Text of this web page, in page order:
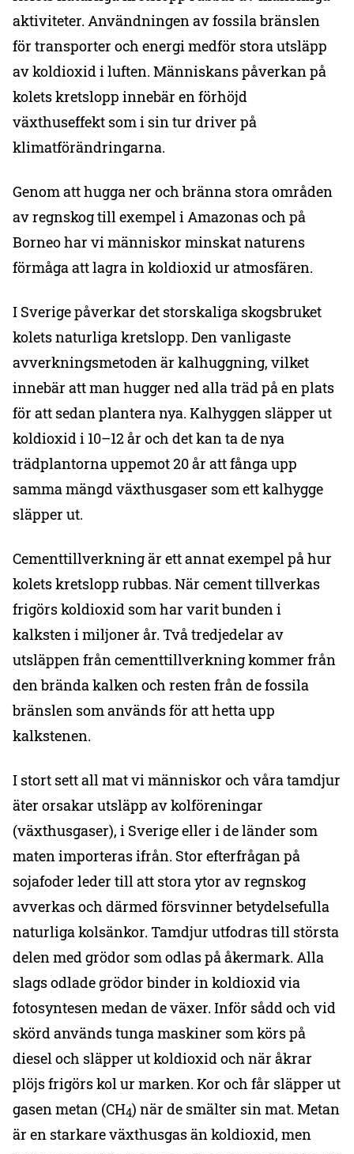
aktiviteter. Användningen av fossila bränslen
för transporter och energi medför stora utsläpp
av koldioxid i luften. Människans påverkan på
kolets kretslopp innebär en förhöjd
växthuseffekt som i sin tur driver på
klimatförändringarna.
Genom att hugga ner och bränna stora områden
av regnskog till exempel i Amazonas och på
Borneo har vi människor minskat naturens
förmåga att lagra in koldioxid ur atmosfären.
I Sverige påverkar det storskaliga skogsbruket
kolets naturliga kretslopp. Den vanligaste
avverkningsmetoden är kalhuggning, vilket
innebär att man hugger ned alla träd på en plats
för att sedan plantera nya. Kalhyggen släpper ut
koldioxid i 10–12 år och det kan ta de nya
trädplantorna uppemot 20 år att fånga upp
samma mängd växthusgaser som ett kalhygge
släpper ut.
Cementtillverkning är ett annat exempel på hur
kolets kretslopp rubbas. När cement tillverkas
frigörs koldioxid som har varit bunden i
kalksten i miljoner år. Två tredjedelar av
utsläppen från cementtillverkning kommer från
den brända kalken och resten från de fossila
bränslen som används för att hetta upp
kalkstenen.
I stort sett all mat vi människor och våra tamdjur
äter orsakar utsläpp av kolföreningar
(växthusgaser), i Sverige eller i de länder som
maten importeras ifrån. Stor efterfrågan på
sojafoder leder till att stora ytor av regnskog
avverkas och därmed försvinner betydelsefulla
naturliga kolsänkor. Tamdjur utfodras till största
delen med grödor som odlas på åkermark. Alla
slags odlade grödor binder in koldioxid via
fotosyntesen medan de växer. Inför sådd och vid
skörd används tunga maskiner som körs på
diesel och släpper ut koldioxid och när åkrar
plöjs frigörs kol ur marken. Kor och får släpper ut
gasen metan (CH4) när de smälter sin mat. Metan
är en starkare växthusgas än koldioxid, men